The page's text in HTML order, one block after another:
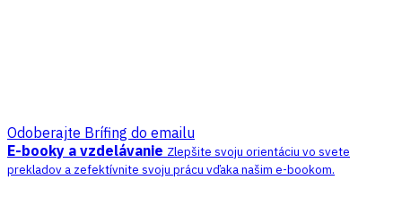
Odoberajte Brífing do emailu
E-booky a vzdelávanie Zlepšite svoju orientáciu vo svete
prekladov a zefektívnite svoju prácu vďaka našim e-bookom.